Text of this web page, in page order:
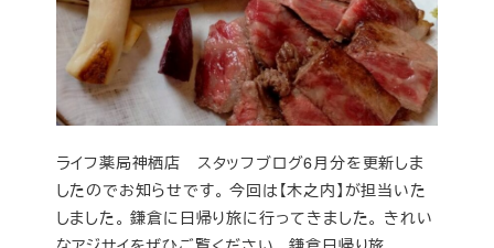
ライフ薬局神栖店 スタッフブログ6月分を更新しま
したのでお知らせです。 今回は【木之内】が担当いた
しました。 鎌倉に日帰り旅に行ってきました。 きれい